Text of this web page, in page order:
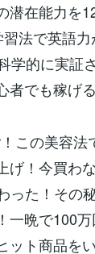
在能力を
法で英語力
的に実証
でも稼げ
この美容法
！今買わ
た！その
晩で100万
ト商品を